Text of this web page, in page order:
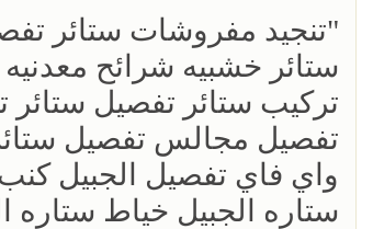
"تنجيد مفروشات ستائر
ستائر خشبيه شرائح
تركيب ستائر تفصيل
تفصيل مجالس تفصيل
واي فاي تفصيل الجبيل كنب
ستاره الجبيل خياط